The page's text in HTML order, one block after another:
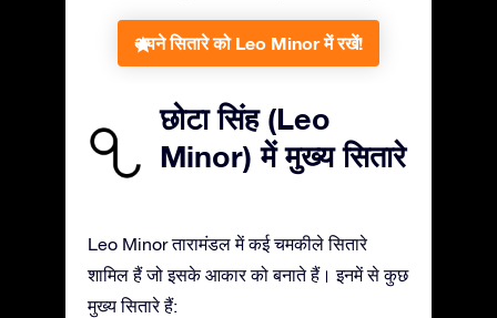
अपने सितारे को Leo Minor में रखें!
छोटा सिंह (Leo
Minor) में मुख्य सितारे
Leo Minor तारामंडल में कई चमकीले सितारे
शामिल हैं जो इसके आकार को बनाते हैं। इनमें से कुछ
मुख्य सितारे हैं: